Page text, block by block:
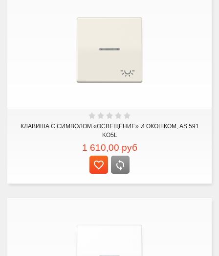
КЛАВИША С СИМВОЛОМ «ОСВЕЩЕНИЕ» И ОКОШКОМ, AS 591
KO5L
1 610,00 руб